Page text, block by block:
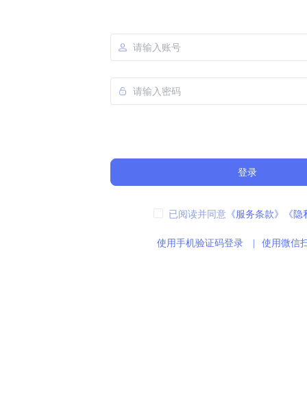
登录
已阅读并同意 《服务条款》 《
使用手机验证码登录 使用微信